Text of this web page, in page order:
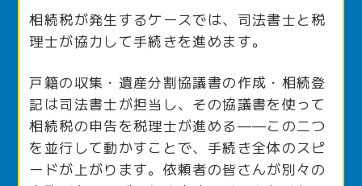
相続税が発生するケースでは、司法書士と税
理士が協力して手続きを進めます。
戸籍の収集・遺産分割協議書の作成・相続登
記は司法書士が担当し、その協議書を使って
相続税の申告を税理士が進める——この二つ
を並行して動かすことで、手続き全体のスピ
ードが上がります。依頼者の皆さんが別々の